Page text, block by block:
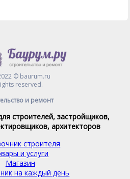
© baurum.ru
reserved.
и ремонт
строителей, застройщиков,
архитекторов
строителя
и услуги
Магазин
на каждый день